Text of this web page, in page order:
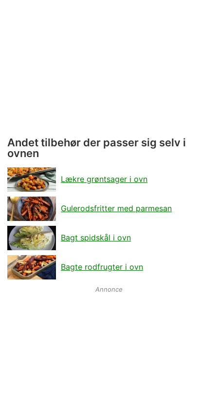
Andet tilbehør der passer sig selv i
ovnen
Lækre grøntsager i ovn
Gulerodsfritter med parmesan
Bagt spidskål i ovn
Bagte rodfrugter i ovn
Annonce